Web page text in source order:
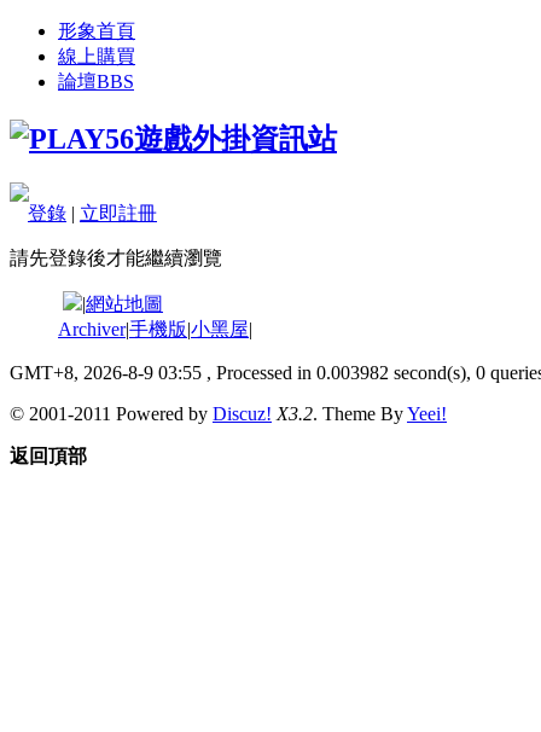
形象首頁
線上購買
論壇BBS
登錄 | 立即註冊
請先登錄後才能繼續瀏覽
|網站地圖
Archiver|手機版|小黑屋|
GMT+8, 2026-8-9 03:55 , Processed in 0.003982 second(s), 0
© 2001-2011 Powered by Discuz! X3.2. Theme ByYeei!
返回頂部